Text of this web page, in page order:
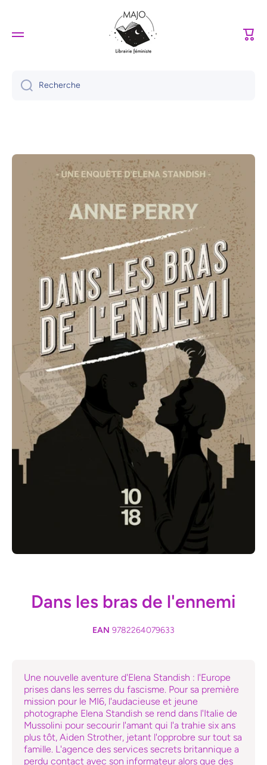
Ignorer et passer au contenu
Recherche
Passer aux informations produits
Dans les bras de l'ennemi
EAN 9782264079633
Une nouvelle aventure d'Elena Standish : l'Europe
prises dans les serres du fascisme. Pour sa première
mission pour le MI6, l'audacieuse et jeune
photographe Elena Standish se rend dans l'Italie de
Mussolini pour secourir l'amant qui l'a trahie six ans
plus tôt, Aiden Strother, jetant l'opprobre sur tout sa
famille. L'agence des services secrets britannique a
perdu contact avec son informateur alors que des